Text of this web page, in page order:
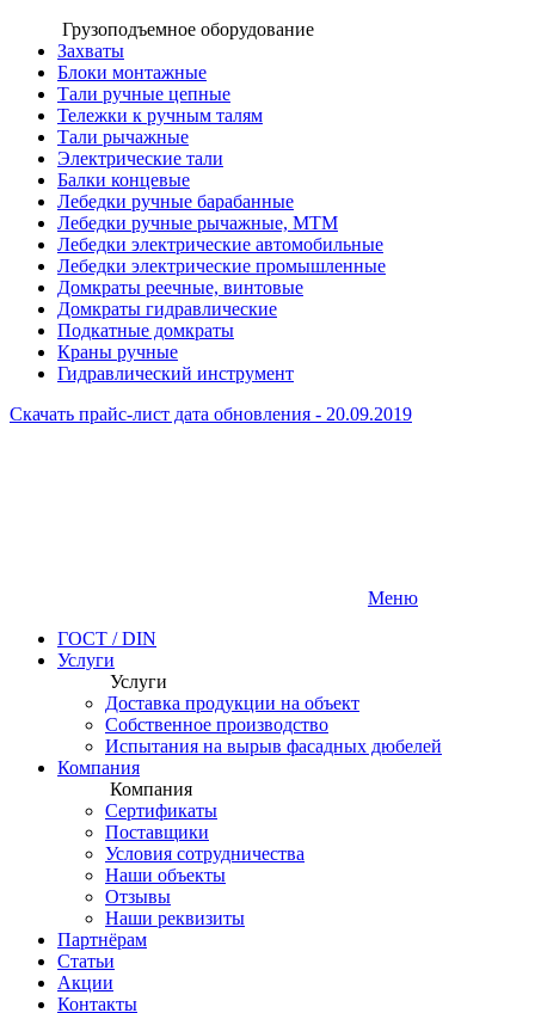
Грузоподъемное оборудование
Захваты
Блоки монтажные
Тали ручные цепные
Тележки к ручным талям
Тали рычажные
Электрические тали
Балки концевые
Лебедки ручные барабанные
Лебедки ручные рычажные, МТМ
Лебедки электрические автомобильные
Лебедки электрические промышленные
Домкраты реечные, винтовые
Домкраты гидравлические
Подкатные домкраты
Краны ручные
Гидравлический инструмент
Скачать прайс-лист дата обновления - 20.09.2019
Меню
ГОСТ / DIN
Услуги
Услуги
Доставка продукции на объект
Собственное производство
Испытания на вырыв фасадных дюбелей
Компания
Компания
Сертификаты
Поставщики
Условия сотрудничества
Наши объекты
Отзывы
Наши реквизиты
Партнёрам
Статьи
Акции
Контакты